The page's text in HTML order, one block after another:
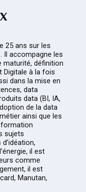
25 ans sur les
Il accompagne les
maturité, définition
Digitale à la fois
dans la mise en
data
data (BI, IA,
de la data
ainsi que les
sujets
il est
comme
il est
Manutan,